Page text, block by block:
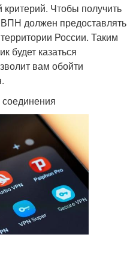
Чтобы получить
должен предоставлять
России. Таким
будет казаться
вам обойти
соединения